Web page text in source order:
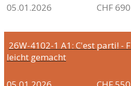
05.01.2026 CHF 690
26W-4102-1 A1: C'est parti! -
leicht gemacht